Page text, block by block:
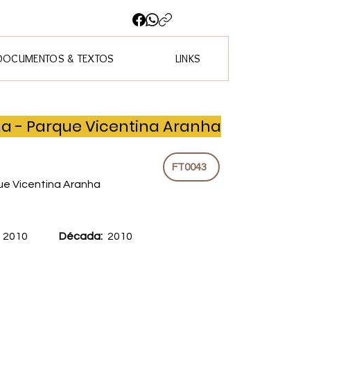
& TEXTOS LINKS
- Parque Vicentina Aranha
Vicentina Aranha
FT0043
2010 Década: 2010